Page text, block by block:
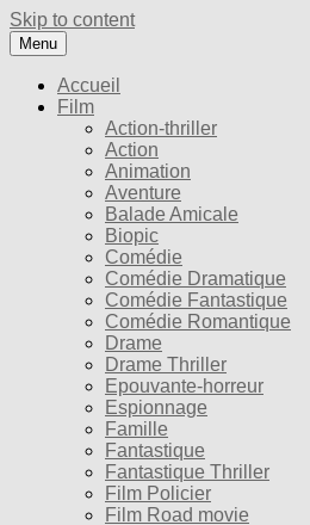
Skip to content
Menu
Accueil
Film
Action-thriller
Action
Animation
Aventure
Balade Amicale
Biopic
Comédie
Comédie Dramatique
Comédie Fantastique
Comédie Romantique
Drame
Drame Thriller
Epouvante-horreur
Espionnage
Famille
Fantastique
Fantastique Thriller
Film Policier
Film Road movie